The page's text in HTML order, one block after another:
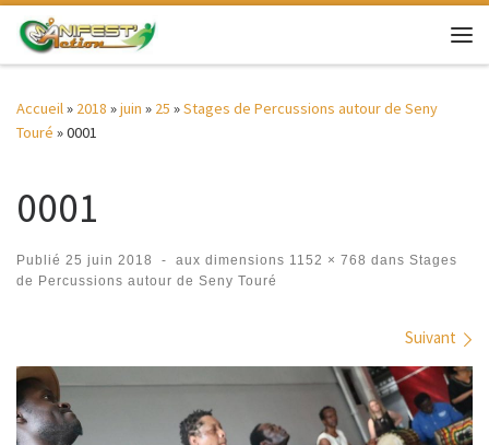
Passer au contenu
Accueil» 2018 »juin » 25 »Stages de Percussions autour de Seny
Touré »0001
0001
Publié 25 juin 2018 - aux dimensions 1152 × 768 dans Stages
de Percussions autour de Seny Touré
Suivant